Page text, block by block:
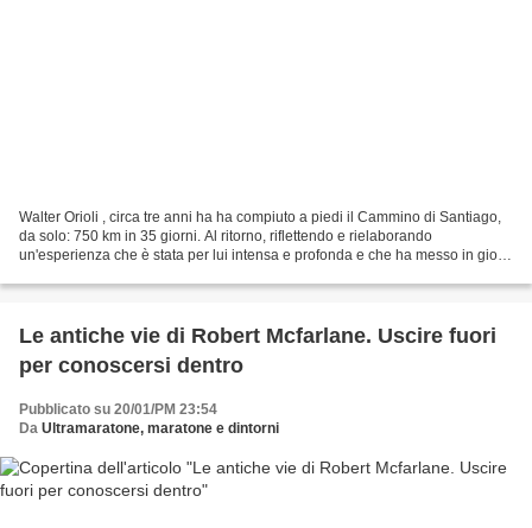
Walter Orioli , circa tre anni ha ha compiuto a piedi il Cammino di Santiago,
da solo: 750 km in 35 giorni. Al ritorno, riflettendo e rielaborando
un'esperienza che è stata per lui intensa e profonda e che ha messo in gioco
Le antiche vie di Robert Mcfarlane. Uscire fuori
per conoscersi dentro
Pubblicato su 20/01/PM 23:54
Da Ultramaratone, maratone e dintorni